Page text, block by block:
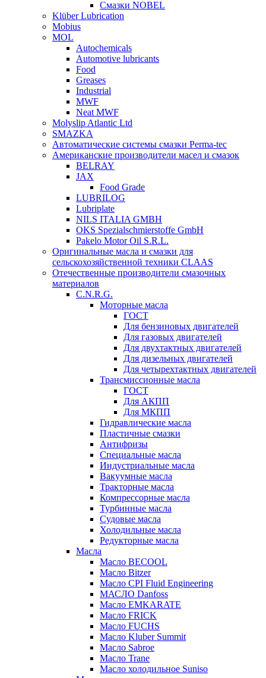
Смазки NOBEL
Klüber Lubrication
Mobius
MOL
Autochemicals
Automotive lubricants
Food
Greases
Industrial
MWF
Neat MWF
Molyslip Atlantic Ltd
SMAZKA
Автоматические системы смазки Perma-tec
Американские производители масел и смазок
BELRAY
JAX
Food Grade
LUBRILOG
Lubriplate
NILS ITALIA GMBH
OKS Spezialschmierstoffe GmbH
Pakelo Motor Oil S.R.L.
Оригинальные масла и смазки для
сельскохозяйственной техники CLAAS
Отечественные производители смазочных
материалов
C.N.R.G.
Моторные масла
ГОСТ
Для бензиновых двигателей
Для газовых двигателей
Для двухтактных двигателей
Для дизельных двигателей
Для четырехтактных двигателей
Трансмиссионные масла
ГОСТ
Для АКПП
Для МКПП
Гидравлические масла
Пластичные смазки
Антифризы
Специальные масла
Индустриальные масла
Вакуумные масла
Тракторные масла
Компрессорные масла
Турбинные масла
Судовые масла
Холодильные масла
Редукторные масла
Масла
Масло BECOOL
Масло Bitzer
Масло CPI Fluid Engineering
МАСЛО Danfoss
Масло EMKARATE
Масло FRICK
Масло FUCHS
Масло Kluber Summit
Масло Sabroe
Масло Trane
Масло холодильное Suniso